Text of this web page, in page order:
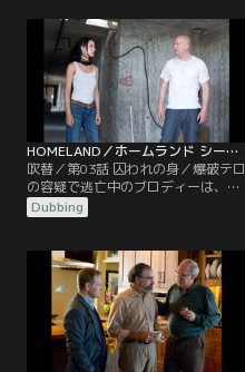
テロリストたちへの反撃を計画する
が、一連の事件についてキャリーの
上院尋問への反論が彼のCIA復活へ
の妨げとなっていた。
HOMELAND／ホームランド シーズン3 第03話／吹替
吹替／第03話 囚われの身／爆破テロ
の容疑で逃亡中のブロディーは、キ
ャリーを知る謎の組織に捕らえられ
る。何度も命を狙われる中でブロデ
な状況にあることを認識していた。
一方、D.C.で入院中のキャリーはソ
ールとの連絡が取れない状況の
中…。
Dubbing